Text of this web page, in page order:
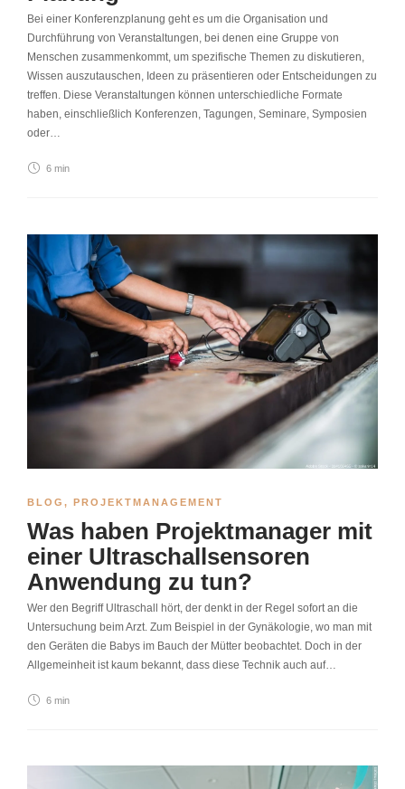
Bei einer Konferenzplanung geht es um die Organisation und
Durchführung von Veranstaltungen, bei denen eine Gruppe von
Menschen zusammenkommt, um spezifische Themen zu diskutieren,
Wissen auszutauschen, Ideen zu präsentieren oder Entscheidungen zu
treffen. Diese Veranstaltungen können unterschiedliche Formate
haben, einschließlich Konferenzen, Tagungen, Seminare, Symposien
oder…
6 min
BLOG , PROJEKTMANAGEMENT
Was haben Projektmanager mit
einer Ultraschallsensoren
Anwendung zu tun?
Wer den Begriff Ultraschall hört, der denkt in der Regel sofort an die
Untersuchung beim Arzt. Zum Beispiel in der Gynäkologie, wo man mit
den Geräten die Babys im Bauch der Mütter beobachtet. Doch in der
Allgemeinheit ist kaum bekannt, dass diese Technik auch auf…
6 min